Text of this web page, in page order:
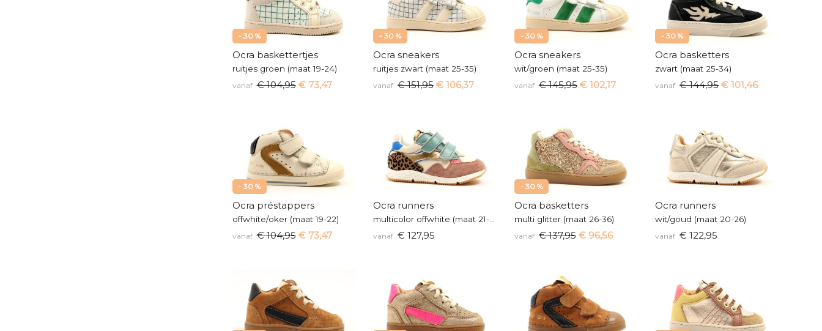
- 30 %
Ocra baskettertjes
ruitjes groen (maat 19-24)
vanaf € 104,95 € 73,47
- 30 %
Ocra sneakers
ruitjes zwart (maat 25-35)
vanaf € 151,95 € 106,37
- 30 %
Ocra sneakers
wit/groen (maat 25-35)
vanaf € 145,95 € 102,17
- 30 %
Ocra basketters
zwart (maat 25-34)
vanaf € 144,95 € 101,46
- 30 %
Ocra préstappers
offwhite/oker (maat 19-22)
vanaf € 104,95 € 73,47
Ocra runners
vanaf € 127,95
- 30 %
Ocra basketters
multi glitter (maat 26-36)
vanaf € 137,95 € 96,56
Ocra runners
wit/goud (maat 20-26)
vanaf € 122,95